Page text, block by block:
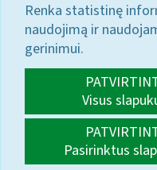
Renka statistinę
naudojimą ir
gerinimui.
Visus
Pasirinktus